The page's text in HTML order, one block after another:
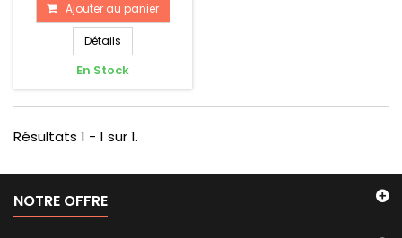
Ajouter au panier
Détails
En Stock
Résultats 1 - 1 sur 1.
NOTRE OFFRE